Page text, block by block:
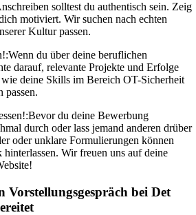
solltest du authentisch sein. Zeig
motiviert. Wir suchen nach echten
Kultur passen.
Wenn du über deine beruflichen
darauf, relevante Projekte und Erfolge
deine Skills im Bereich OT-Sicherheit
passen.
Bevor du deine Bewerbung
durch oder lass jemand anderen drüber
oder unklare Formulierungen können
Wir freuen uns auf deine
Vorstellungsgespräch bei Det